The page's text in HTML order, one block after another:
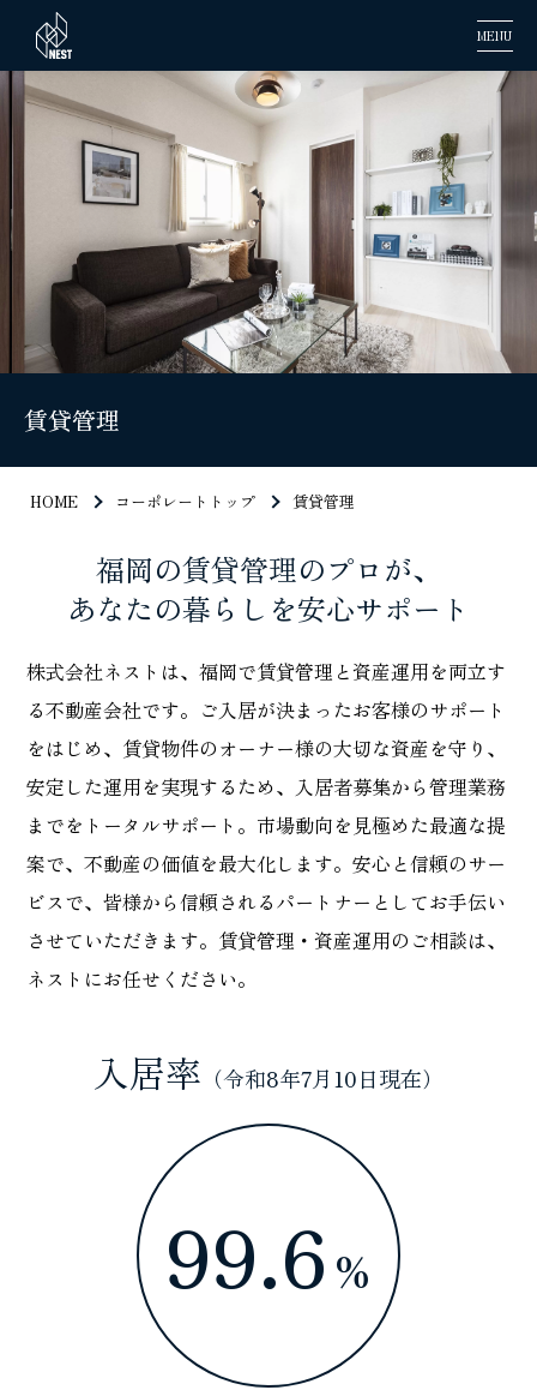
MENU
賃貸管理
HOME コーポレートトップ 賃貸管理
福岡の賃貸管理のプロが、
あなたの暮らしを安心サポート
株式会社ネストは、福岡で賃貸管理と資産運用を両立す
る不動産会社です。ご入居が決まったお客様のサポート
をはじめ、賃貸物件のオーナー様の大切な資産を守り、
安定した運用を実現するため、入居者募集から管理業務
までをトータルサポート。市場動向を見極めた最適な提
案で、不動産の価値を最大化します。安心と信頼のサー
ビスで、皆様から信頼されるパートナーとしてお手伝い
させていただきます。賃貸管理・資産運用のご相談は、
ネストにお任せください。
入居率 （令和8年7月10日現在）
99.6 %